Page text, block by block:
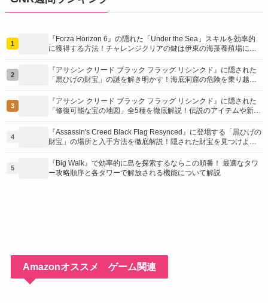
1
『Forza Horizon 6』の隠れた「Under the Sea」スキルを効率的
に獲得する方法！チャレンジクリアの鍵は伊東の海藻養殖場にあ
2
『アサシン クリード ブラック フラッグ リシンクド』に隠された
「黒ひげの財宝」の謎を解き明かす！海底洞窟の危険を乗り越
3
『アサシン クリード ブラック フラッグ リシンクド』に隠された
「修復可能な宝の地図」全5種を徹底解説！伝説のアイテムや新衣
介！
4
『Assassin's Creed Black Flag Resynced』に登場する「黒ひげの
財宝」の場所と入手方法を徹底解説！隠された財宝を見つけよ
5
『Big Walk』で効率的に島を探索するならこの順番！ 最適なタワ
ー攻略順序と各タワーで解放される機能について解説
Amazonオススメ ゲーム関連